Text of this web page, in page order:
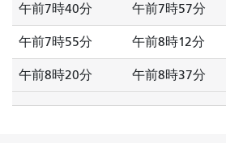
午前7時40分 午前7時57分
午前7時55分 午前8時12分
午前8時20分 午前8時37分